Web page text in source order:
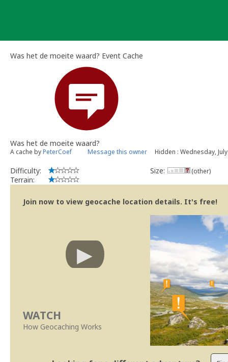
Was het de moeite waard? Event Cache
Was het de moeite waard?
A cache byPeterCoef Message this owner Hidden : Wednesday,
Difficulty:
Terrain:
Size: (other)
Join now to view geocache location details. It's free!
WATCH
How Geocaching Works